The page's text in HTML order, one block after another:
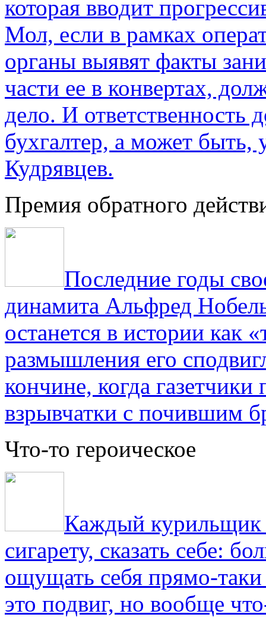
которая вводит
Мол, если в рамках
органы выявят факты
части ее в конвертах,
дело. И ответственность
бухгалтер, а может быть,
Кудрявцев.
Премия обратного
Последние годы
динамита Альфред
останется в истории как
размышления его
кончине, когда газетчики
взрывчатки с почившим
Что-то героическое
Каждый курильщик
сигарету, сказать себе:
ощущать себя прямо-
это подвиг, но вообще